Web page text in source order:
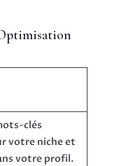
clés
votre niche et
votre profil.